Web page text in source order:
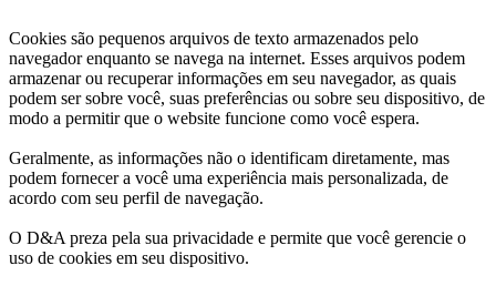
Cookies são pequenos arquivos de texto armazenados pelo
navegador enquanto se navega na internet. Esses arquivos podem
armazenar ou recuperar informações em seu navegador, as quais
podem ser sobre você, suas preferências ou sobre seu dispositivo, de
modo a permitir que o website funcione como você espera.
Geralmente, as informações não o identificam diretamente, mas
podem fornecer a você uma experiência mais personalizada, de
acordo com seu perfil de navegação.
O D&A preza pela sua privacidade e permite que você gerencie o
uso de cookies em seu dispositivo.